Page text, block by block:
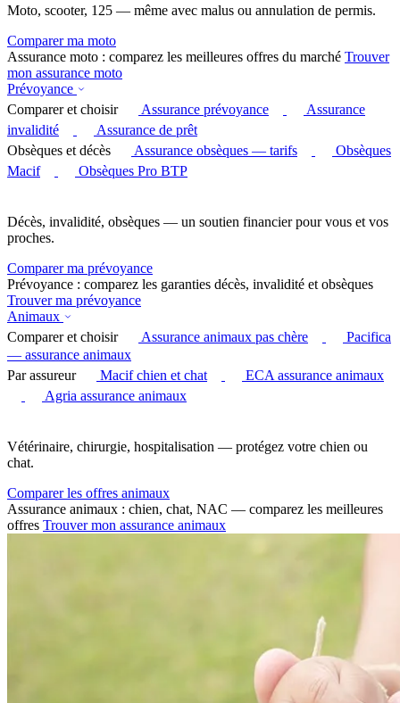
Moto, scooter, 125 — même avec malus ou annulation de permis.
Comparer ma moto
Assurance moto : comparez les meilleures offres du marché Trouver
mon assurance moto
Prévoyance
Comparer et choisir
Assurance prévoyance
Assurance
invalidité
Assurance de prêt
Obsèques et décès
Assurance obsèques — tarifs
Obsèques
Macif
Obsèques Pro BTP
Décès, invalidité, obsèques — un soutien financier pour vous et vos
proches.
Comparer ma prévoyance
Prévoyance : comparez les garanties décès, invalidité et obsèques
Trouver ma prévoyance
Animaux
Comparer et choisir
Assurance animaux pas chère
Pacifica
— assurance animaux
Par assureur
Macif chien et chat
ECA assurance animaux
Agria assurance animaux
Vétérinaire, chirurgie, hospitalisation — protégez votre chien ou
chat.
Comparer les offres animaux
Assurance animaux : chien, chat, NAC — comparez les meilleures
offres Trouver mon assurance animaux